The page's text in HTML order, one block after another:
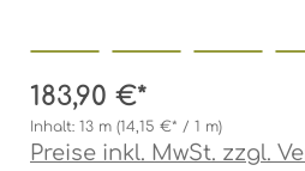
183,90 €*
Inhalt: 13 m (14,15 €* / 1 m)
Preise inkl. MwSt. zzgl.